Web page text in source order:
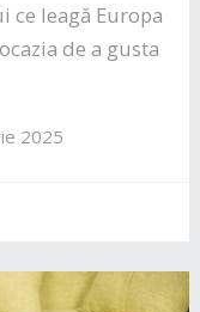
ce leagă Europa
de a gusta
2025